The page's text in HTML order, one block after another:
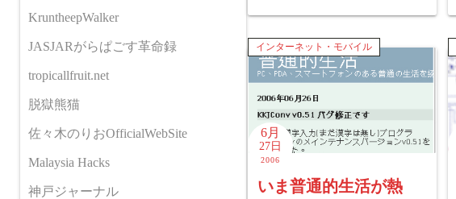
インターネット・モバイル
6月
27日
2006
いま普通的生活が熱
KruntheepWalker
JASJARがらぱごす革命録
tropicallfruit.net
脱獄熊猫
佐々木のりおOfficialWebSite
Malaysia Hacks
神戸ジャーナル